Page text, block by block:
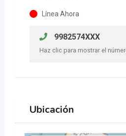
Línea Ahora
9982574XXX
Haz clic para mostrar el
Ubicación